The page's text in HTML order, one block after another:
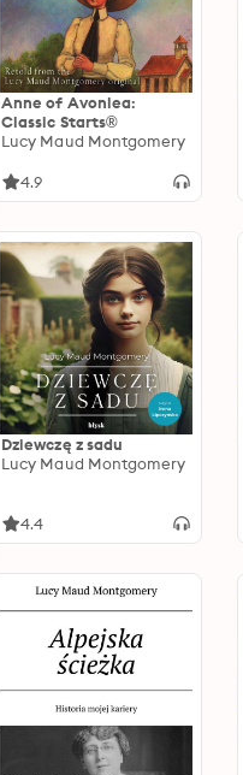
Anne of Avonlea:
Classic Starts®
Lucy Maud Montgomery
4.9
Dziewczę z sadu
Lucy Maud Montgomery
4.4